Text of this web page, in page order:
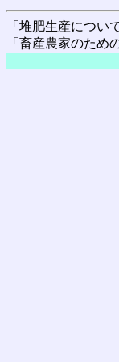
「堆肥生産につい
「畜産農家のため